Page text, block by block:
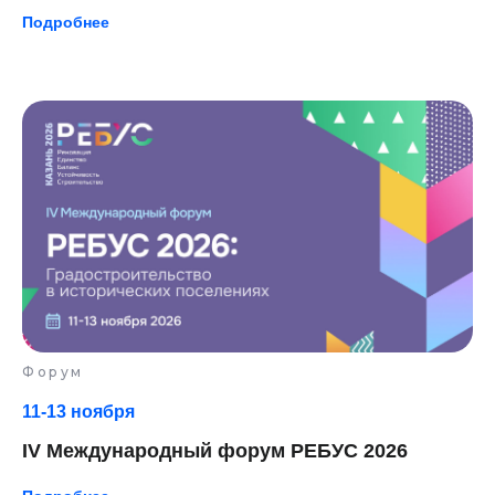
Подробнее
Форум
11-13 ноября
IV Международный форум РЕБУС 2026
MAX
ПОДКАСТЫ
TELEGRAM
HELLO@DIGITALDEVELOPER.RU
БОТ В ТЕЛЕГРАМЕ